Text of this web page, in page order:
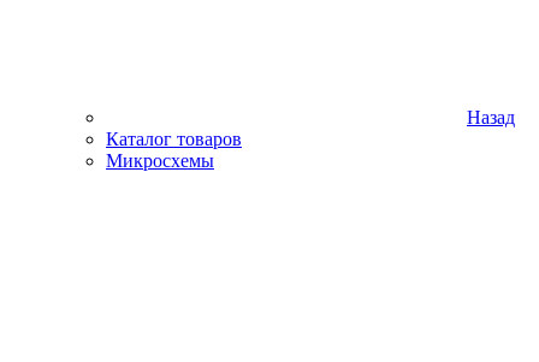
Назад
Каталог товаров
Микросхемы